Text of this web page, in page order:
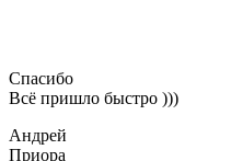
Спасибо
Всё пришло быстро )))
Андрей
Приора